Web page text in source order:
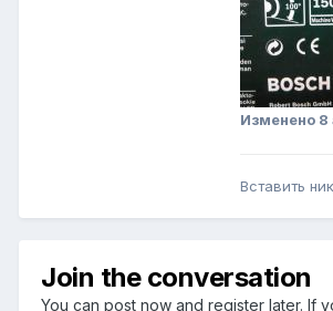
Изменено 8
Вставить ник
Join the conversation
You can post now and register later. If